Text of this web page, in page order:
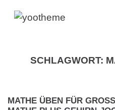
SCHLAGWORT:
MATHE ÜBEN FÜR GROSS